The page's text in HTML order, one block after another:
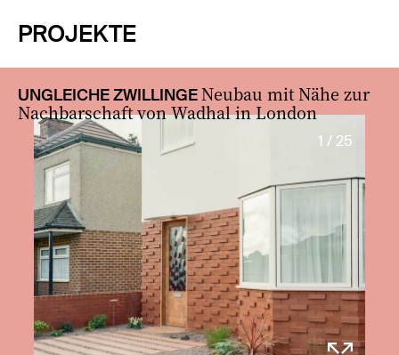
PROJEKTE
UNGLEICHE ZWILLINGENeubau mit Nähe zur
Nachbarschaft von Wadhal in London
1 / 25